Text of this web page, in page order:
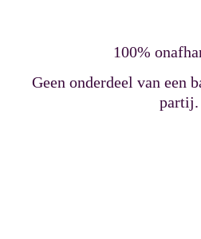
100%
Geen onderdeel van een
partij.